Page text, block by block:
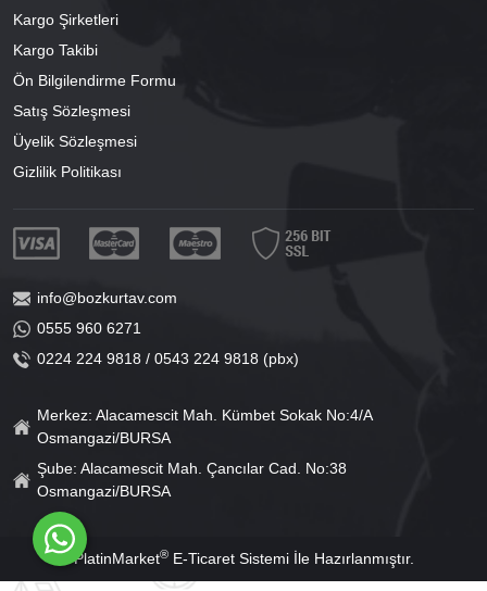
Kargo Şirketleri
Kargo Takibi
Ön Bilgilendirme Formu
Satış Sözleşmesi
Üyelik Sözleşmesi
Gizlilik Politikası
info@bozkurtav.com
0555 960 6271
0224 224 9818 / 0543 224 9818 (pbx)
Merkez: Alacamescit Mah. Kümbet Sokak No:4/A
Osmangazi/BURSA
Şube: Alacamescit Mah. Çancılar Cad. No:38
Osmangazi/BURSA
PlatinMarket®E-Ticaret Sistemiİle Hazırlanmıştır.